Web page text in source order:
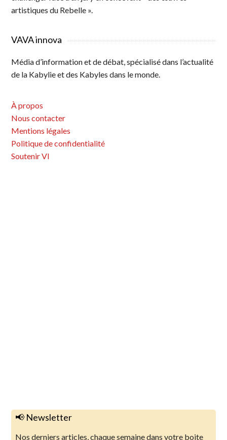
artistiques du Rebelle ».
VAVA innova
Média d’information et de débat, spécialisé dans l’actualité
de la Kabylie et des Kabyles dans le monde.
À propos
Nous contacter
Mentions légales
Politique de confidentialité
Soutenir VI
📢 Newsletter
Nos derniers articles, chaque semaine dans votre boite